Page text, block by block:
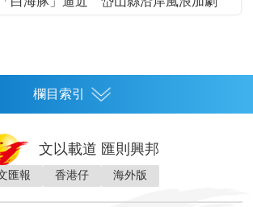
欄目索引
文以載道 匯則興邦
匯報 香港仔 海外版